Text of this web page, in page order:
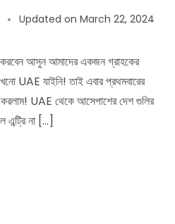
Updated on March 22, 2024
করবেন আসুন আমাদের একজন গ্রাহকের
UAE যাইনি! তাই এবার প্রথমবারের
UAE থেকে আসেপাশের দেশ গুলির
এন্ট্রি না […]